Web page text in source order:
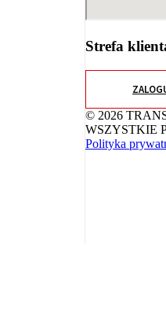
Strefa
© 2026
WSZYSTKIE
Polityka